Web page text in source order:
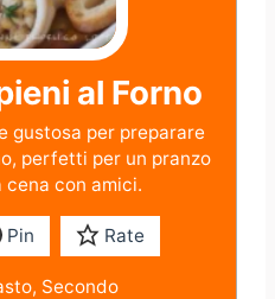
al Forno
gustosa per preparare
perfetti per un pranzo
cena con amici.
Pin Rate
Secondo